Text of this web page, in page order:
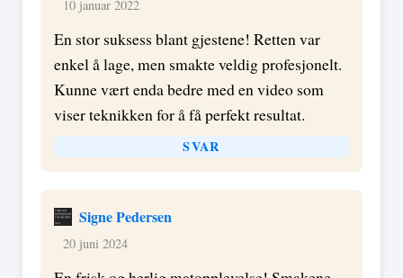
10 januar 2022
En stor suksess blant gjestene! Retten var
enkel å lage, men smakte veldig profesjonelt.
Kunne vært enda bedre med en video som
viser teknikken for å få perfekt resultat.
SVAR
Signe Pedersen
20 juni 2024